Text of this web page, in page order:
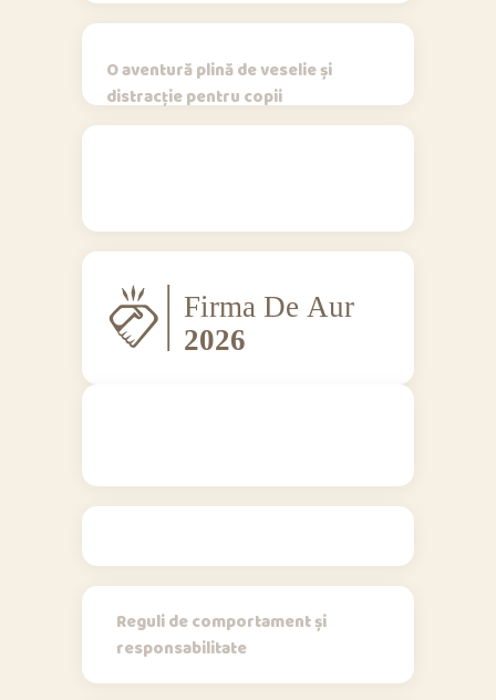
O aventură plină de veselie și
distracție pentru copii
Reguli de comportament și
responsabilitate